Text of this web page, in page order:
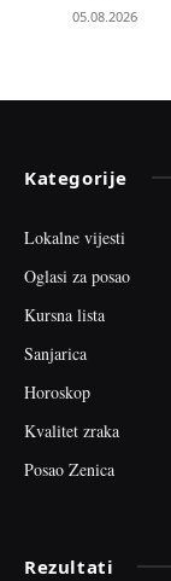
05.08.2026
Kategorije
Lokalne vijesti
Oglasi za posao
Kursna lista
Sanjarica
Horoskop
Kvalitet zraka
Posao Zenica
Rezultati